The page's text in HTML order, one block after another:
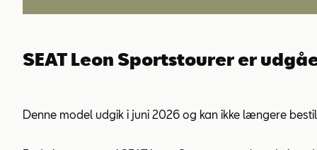
SEAT Leon Sportstourer er
Denne model udgik i juni 2026 og kan ikke længere